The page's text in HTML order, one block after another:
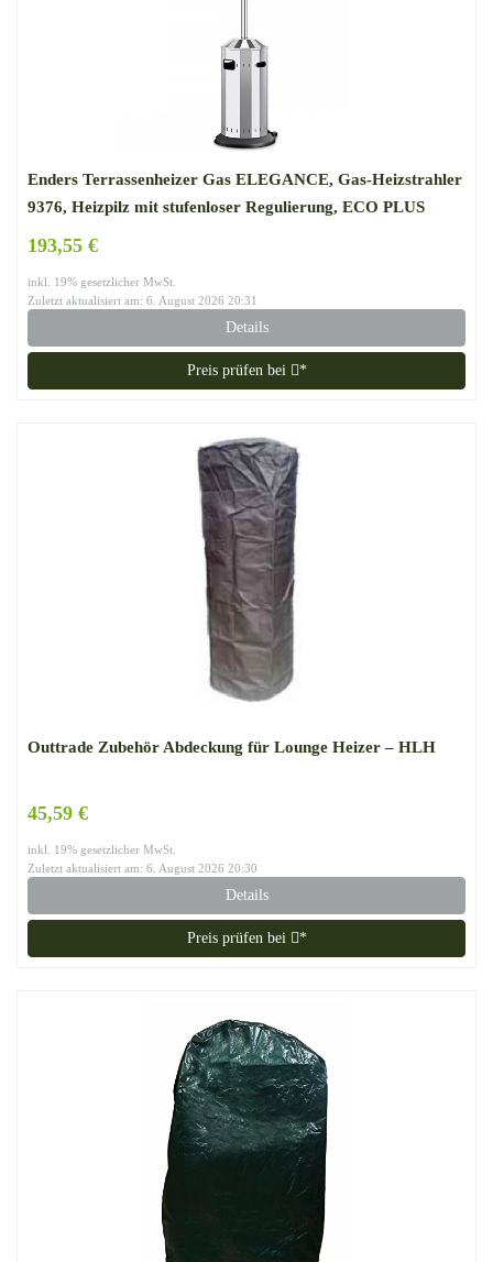
Enders Terrassenheizer Gas ELEGANCE, Gas-Heizstrahler
9376, Heizpilz mit stufenloser Regulierung, ECO PLUS
193,55 €
inkl. 19% gesetzlicher MwSt.
Zuletzt aktualisiert am: 6. August 2026 20:31
Details
Preis prüfen bei *
Outtrade Zubehör Abdeckung für Lounge Heizer – HLH
45,59 €
inkl. 19% gesetzlicher MwSt.
Zuletzt aktualisiert am: 6. August 2026 20:30
Details
Preis prüfen bei *